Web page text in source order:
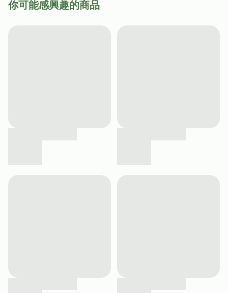
你可能感興趣的商品